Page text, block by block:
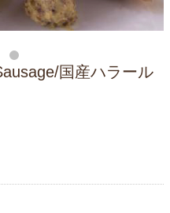
国産ハラール